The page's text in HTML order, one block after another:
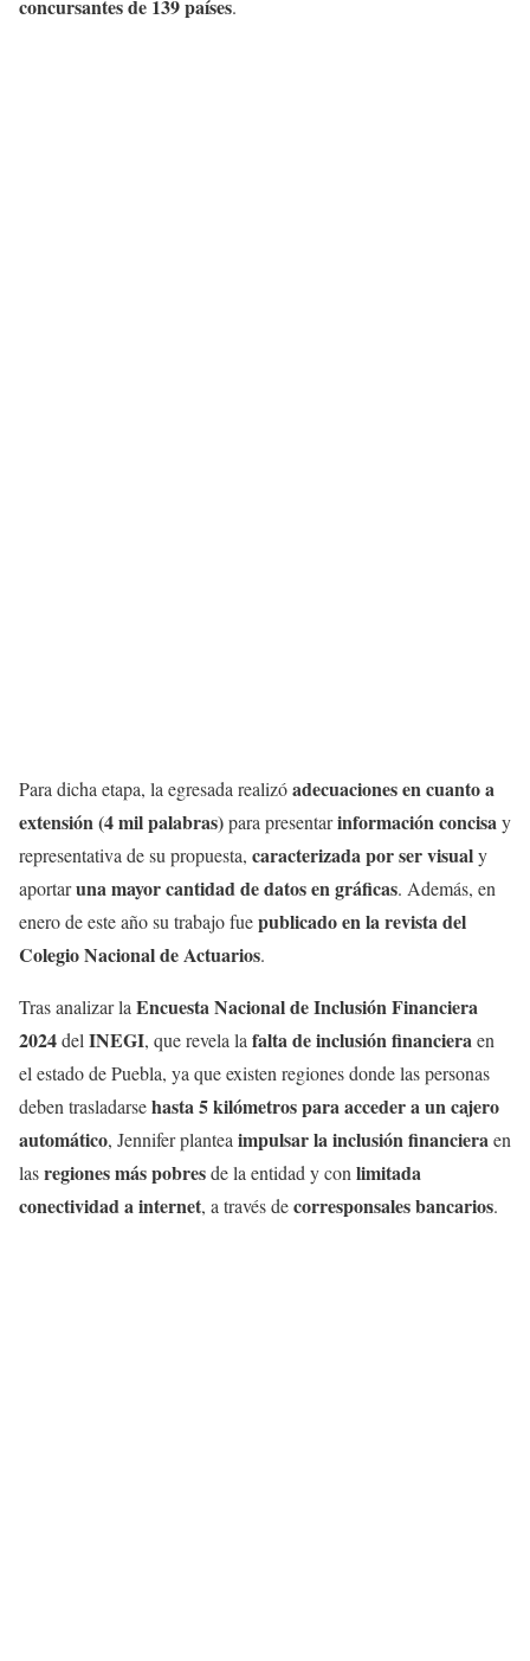
concursantes de 139 países.
Para dicha etapa, la egresada realizóadecuaciones en cuanto a
extensión (4 mil palabras)para presentarinformación concisay
representativa de su propuesta, caracterizada por ser visualy
aportaruna mayor cantidad de datos en gráficas. Además, en
enero de este año su trabajo fuepublicado en la revista del
Colegio Nacional de Actuarios.
Tras analizar la Encuesta Nacional de Inclusión Financiera
2024del INEGI, que revela la falta de inclusión financieraen
el estado de Puebla, ya que existen regiones donde las personas
deben trasladarsehasta 5 kilómetros para acceder a un cajero
automático, Jennifer plantea impulsar la inclusión financieraen
lasregiones más pobresde la entidad y con limitada
conectividad a internet, a través decorresponsales bancarios.